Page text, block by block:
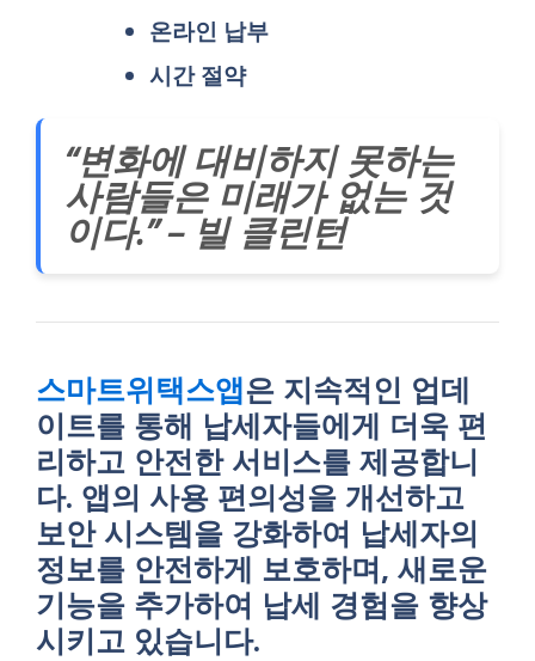
온라인 납부
시간 절약
“변화에 대비하지 못하는
사람들은 미래가 없는 것
이다.” – 빌 클린턴
스마트위택스앱은 지속적인 업데
이트를 통해 납세자들에게 더욱 편
리하고 안전한 서비스를 제공합니
다. 앱의 사용 편의성을 개선하고
보안 시스템을 강화하여 납세자의
정보를 안전하게 보호하며, 새로운
기능을 추가하여 납세 경험을 향상
시키고 있습니다.